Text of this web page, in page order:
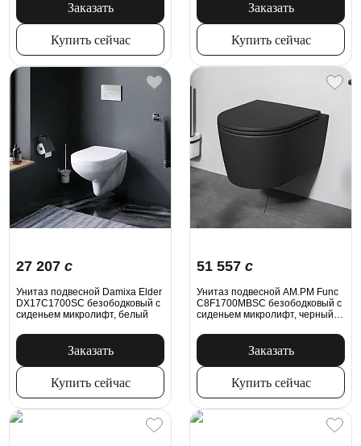
Заказать
Купить сейчас
Заказать
Купить сейчас
27 207 c
Унитаз подвесной Damixa Elder
DX17C1700SC безободковый с
сиденьем микролифт, белый
Заказать
Купить сейчас
51 557 c
Унитаз подвесной AM.PM Func
C8F1700MBSC безободковый с
сиденьем микролифт, черный
Заказать
Купить сейчас